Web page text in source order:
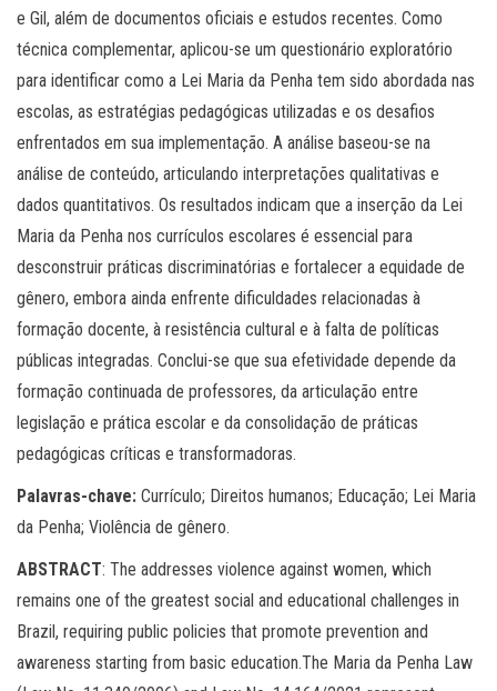
e Gil, além de documentos oficiais e estudos recentes. Como
técnica complementar, aplicou-se um questionário exploratório
para identificar como a Lei Maria da Penha tem sido abordada nas
escolas, as estratégias pedagógicas utilizadas e os desafios
enfrentados em sua implementação. A análise baseou-se na
análise de conteúdo, articulando interpretações qualitativas e
dados quantitativos. Os resultados indicam que a inserção da Lei
Maria da Penha nos currículos escolares é essencial para
desconstruir práticas discriminatórias e fortalecer a equidade de
gênero, embora ainda enfrente dificuldades relacionadas à
formação docente, à resistência cultural e à falta de políticas
públicas integradas. Conclui-se que sua efetividade depende da
formação continuada de professores, da articulação entre
legislação e prática escolar e da consolidação de práticas
pedagógicas críticas e transformadoras.
Palavras-chave: Currículo; Direitos humanos; Educação; Lei Maria
da Penha; Violência de gênero.
ABSTRACT: The addresses violence against women, which
remains one of the greatest social and educational challenges in
Brazil, requiring public policies that promote prevention and
awareness starting from basic education.The Maria da Penha Law